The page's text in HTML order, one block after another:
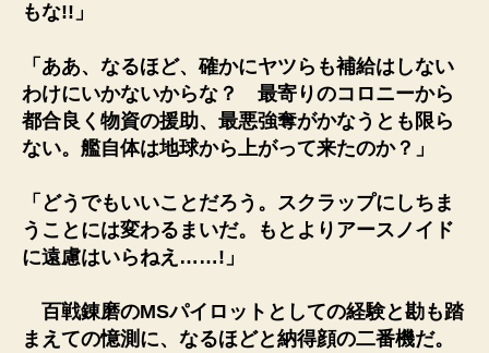
もな!!」
「ああ、なるほど、確かにヤツらも補給はしない
わけにいかないからな？ 最寄りのコロニーから
都合良く物資の援助、最悪強奪がかなうとも限ら
ない。艦自体は地球から上がって来たのか？」
「どうでもいいことだろう。スクラップにしちま
うことには変わるまいだ。もとよりアースノイド
に遠慮はいらねえ……!」
百戦錬磨のMSパイロットとしての経験と勘も踏
まえての憶測に、なるほどと納得顔の二番機だ。